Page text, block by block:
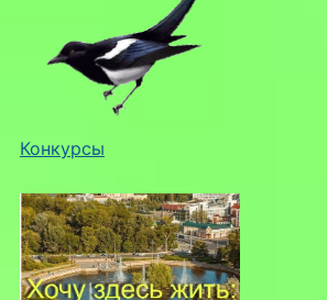
Конкурсы